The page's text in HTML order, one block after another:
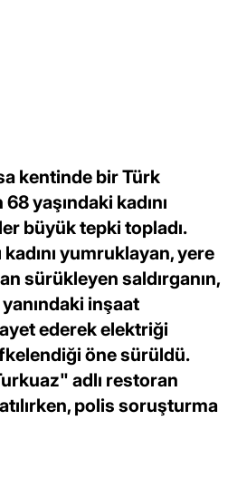
kentinde bir Türk
yaşındaki kadını
büyük tepki topladı.
yumruklayan, yere
sürükleyen saldırganın,
yanındaki inşaat
ederek elektriği
öne sürüldü.
adlı restoran
polis soruşturma